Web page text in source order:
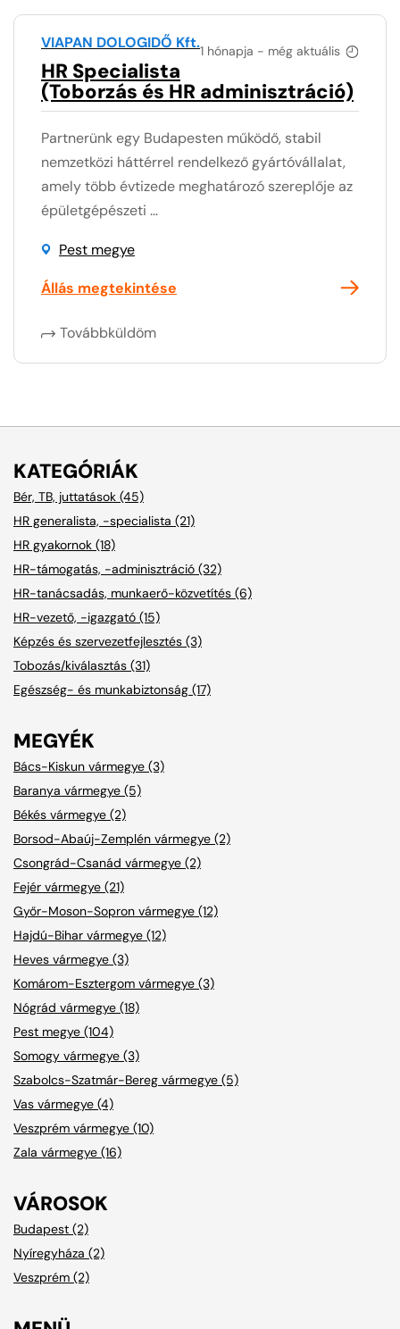
1 hónapja - még aktuális
VIAPAN DOLOGIDŐ Kft.
HR Specialista
(Toborzás és HR adminisztráció)
Partnerünk egy Budapesten működő, stabil
nemzetközi háttérrel rendelkező gyártóvállalat,
amely több évtizede meghatározó szereplője az
épületgépészeti ...
Pest megye
Állás megtekintése
Továbbküldöm
KATEGÓRIÁK
Bér, TB, juttatások (45)
HR generalista, -specialista (21)
HR gyakornok (18)
HR-támogatás, -adminisztráció (32)
HR-tanácsadás, munkaerő-közvetítés (6)
HR-vezető, -igazgató (15)
Képzés és szervezetfejlesztés (3)
Tobozás/kiválasztás (31)
Egészség- és munkabiztonság (17)
MEGYÉK
Bács-Kiskun vármegye (3)
Baranya vármegye (5)
Békés vármegye (2)
Borsod-Abaúj-Zemplén vármegye (2)
Csongrád-Csanád vármegye (2)
Fejér vármegye (21)
Győr-Moson-Sopron vármegye (12)
Hajdú-Bihar vármegye (12)
Heves vármegye (3)
Komárom-Esztergom vármegye (3)
Nógrád vármegye (18)
Pest megye (104)
Somogy vármegye (3)
Szabolcs-Szatmár-Bereg vármegye (5)
Vas vármegye (4)
Veszprém vármegye (10)
Zala vármegye (16)
VÁROSOK
Budapest (2)
Nyíregyháza (2)
Veszprém (2)